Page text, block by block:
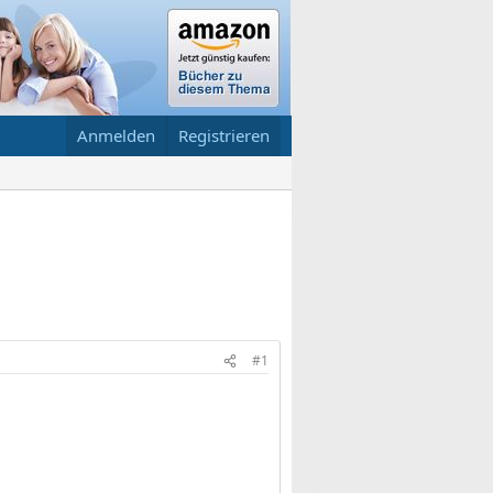
Anmelden Registrieren
#1